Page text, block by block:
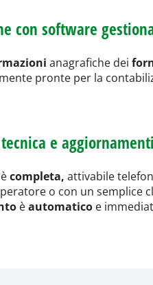
con software
anagrafiche dei
pronte per la
e aggiornamenti
ècompleta, attivabile
o con un semplice
èautomaticoe